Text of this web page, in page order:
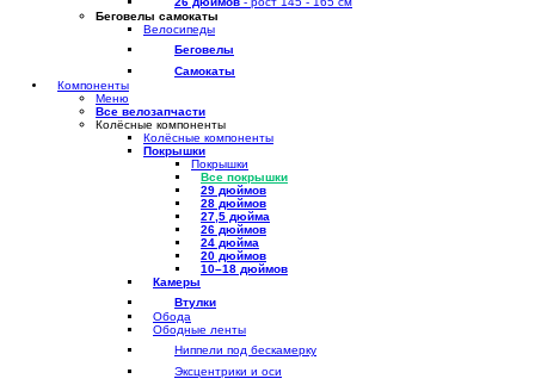
Беговелы самокаты
Велосипеды
Беговелы
Самокаты
Компоненты
Меню
Все велозапчасти
Колёсные компоненты
Колёсные компоненты
Покрышки
Покрышки
Все покрышки
29 дюймов
28 дюймов
27,5 дюйма
26 дюймов
24 дюйма
20 дюймов
10–18 дюймов
Камеры
Втулки
Обода
Ободные ленты
Ниппели под бескамерку
Эксцентрики и оси